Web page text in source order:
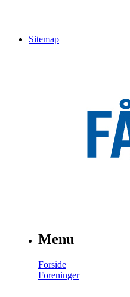
Sitemap
Menu
Forside
Foreninger